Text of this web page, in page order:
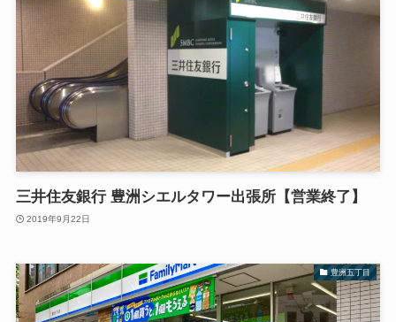
三井住友銀行 豊洲シエルタワー出張所【営業終了】
2019年9月22日
豊洲五丁目